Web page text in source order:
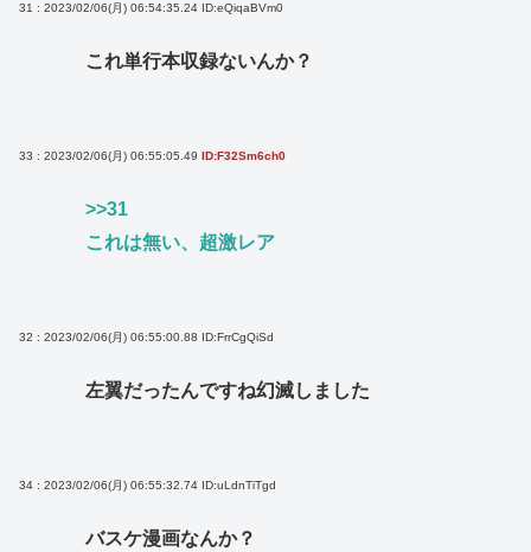
31 : 2023/02/06(月) 06:54:35.24 ID:eQiqaBVm0
これ単行本収録ないんか？
33 : 2023/02/06(月) 06:55:05.49 ID:F32Sm6ch0
>>31
これは無い、超激レア
32 : 2023/02/06(月) 06:55:00.88 ID:FrrCgQiSd
左翼だったんですね幻滅しました
34 : 2023/02/06(月) 06:55:32.74 ID:uLdnTiTgd
バスケ漫画なんか？